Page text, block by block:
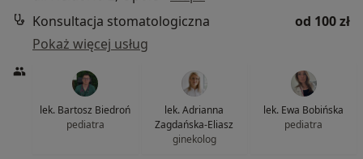
Konsultacja stomatologiczna
od 100 zł
Pokaż więcej usług
lek. Bartosz Biedroń
pediatra
lek. Adrianna
Zagdańska-Eliasz
ginekolog
lek. Ewa Bobińska
pediatra